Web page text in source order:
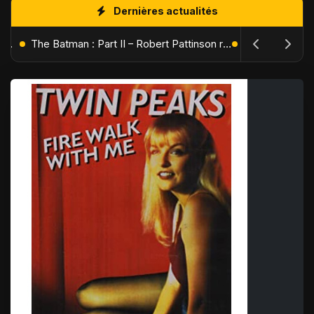
Dernières actualités
L'Âge de Glace : Le Réveil du Volcan – Manny, Sid et Diego de retour pour une aventure explosive The Batman : Part II – Robert Pattinson replonge dans les ténèbres de Gotham dès octobre 2027